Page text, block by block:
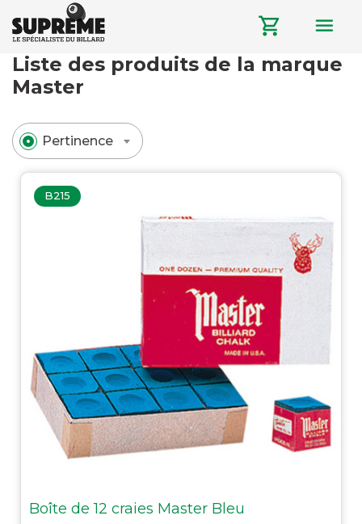
shopping_cart
menu
Liste des produits de la marque
Master
Pertinence
B215
Boîte de 12 craies Master Bleu